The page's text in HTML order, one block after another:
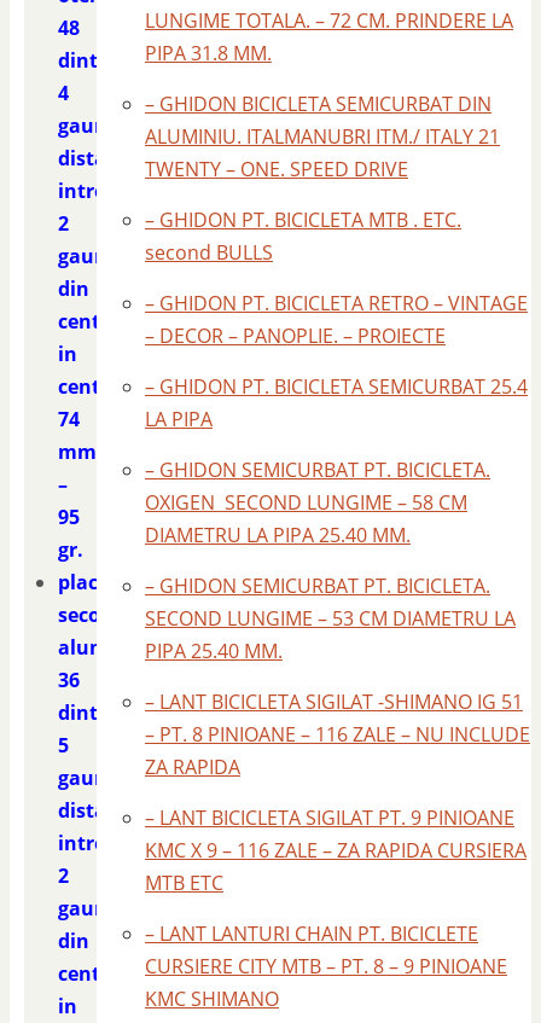
48
dinti
4
gauri
distanta
intre
2
gauri
din
centru
in
centru
74
mm.
–
95
gr.
placa
second
aluminiu
36
dinti
5
gauri
distanta
intre
2
gauri
din
centru
in
LUNGIME TOTALA. – 72 CM. PRINDERE LA
PIPA 31.8 MM.
– GHIDON BICICLETA SEMICURBAT DIN
ALUMINIU. ITALMANUBRI ITM./ ITALY 21
TWENTY – ONE. SPEED DRIVE
– GHIDON PT. BICICLETA MTB . ETC.
second BULLS
– GHIDON PT. BICICLETA RETRO – VINTAGE
– DECOR – PANOPLIE. – PROIECTE
– GHIDON PT. BICICLETA SEMICURBAT 25.4
LA PIPA
– GHIDON SEMICURBAT PT. BICICLETA.
OXIGEN SECOND LUNGIME – 58 CM
DIAMETRU LA PIPA 25.40 MM.
– GHIDON SEMICURBAT PT. BICICLETA.
SECOND LUNGIME – 53 CM DIAMETRU LA
PIPA 25.40 MM.
– LANT BICICLETA SIGILAT -SHIMANO IG 51
– PT. 8 PINIOANE – 116 ZALE – NU INCLUDE
ZA RAPIDA
– LANT BICICLETA SIGILAT PT. 9 PINIOANE
KMC X 9 – 116 ZALE – ZA RAPIDA CURSIERA
MTB ETC
– LANT LANTURI CHAIN PT. BICICLETE
CURSIERE CITY MTB – PT. 8 – 9 PINIOANE
KMC SHIMANO